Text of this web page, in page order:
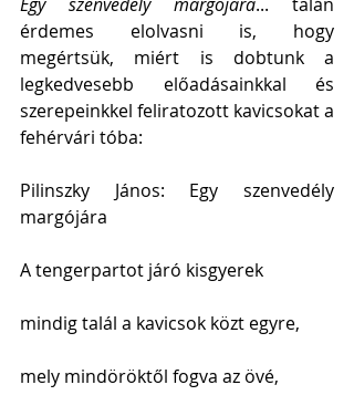
Egy szenvedély margójára... talán
érdemes elolvasni is, hogy
megértsük, miért is dobtunk a
legkedvesebb előadásainkkal és
szerepeinkkel feliratozott kavicsokat a
fehérvári tóba:
Pilinszky János: Egy szenvedély
margójára
A tengerpartot járó kisgyerek
mindig talál a kavicsok közt egyre,
mely mindöröktől fogva az övé,